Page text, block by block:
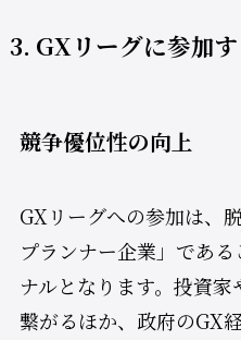
3. GXリーグに参加
競争優位性の向上
GXリーグへの参加は、
プランナー企業」であ
ナルとなります。投資
繋がるほか、政府のGX